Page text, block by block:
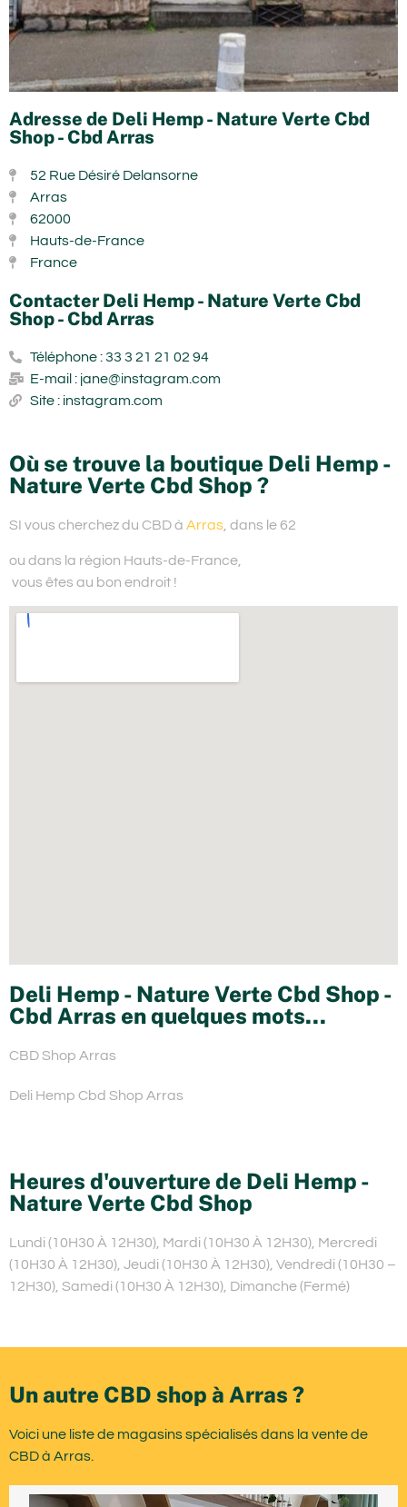
Adresse de Deli Hemp - Nature Verte Cbd
Shop - Cbd Arras
52 Rue Désiré Delansorne
Arras
62000
Hauts-de-France
France
Contacter Deli Hemp - Nature Verte Cbd
Shop - Cbd Arras
Téléphone : 33 3 21 21 02 94
E-mail : jane@instagram.com
Site : instagram.com
Où se trouve la boutique Deli Hemp -
Nature Verte Cbd Shop ?
SI vous cherchez du CBD à Arras, dans le 62
ou dans la région Hauts-de-France,
vous êtes au bon endroit !
Deli Hemp - Nature Verte Cbd Shop -
Cbd Arras en quelques mots...
CBD Shop Arras
Deli Hemp Cbd Shop Arras
Heures d'ouverture de Deli Hemp -
Nature Verte Cbd Shop
Lundi (10H30 À 12H30), Mardi (10H30 À 12H30), Mercredi
(10H30 À 12H30), Jeudi (10H30 À 12H30), Vendredi (10H30 –
12H30), Samedi (10H30 À 12H30), Dimanche (Fermé)
Un autre CBD shop à Arras ?
Voici une liste de magasins spécialisés dans la vente de
CBD à Arras.